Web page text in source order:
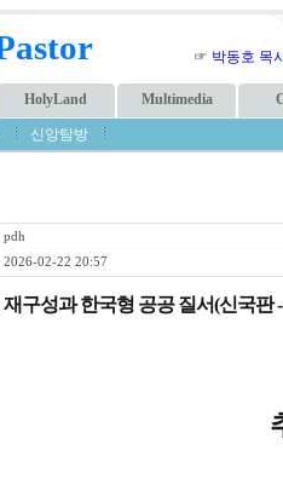
☞ 박동호 목
HolyLand Multimedia
신앙탐방
pdh
2026-02-22 20:57
구성과 한국형 공공 질서(신국판